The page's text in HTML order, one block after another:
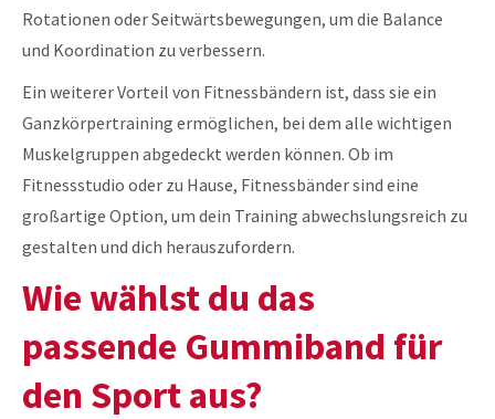
Rotationen oder Seitwärtsbewegungen, um die Balance
und Koordination zu verbessern.
Ein weiterer Vorteil von Fitnessbändern ist, dass sie ein
Ganzkörpertraining ermöglichen, bei dem alle wichtigen
Muskelgruppen abgedeckt werden können. Ob im
Fitnessstudio oder zu Hause, Fitnessbänder sind eine
großartige Option, um dein Training abwechslungsreich zu
gestalten und dich herauszufordern.
Wie wählst du das
passende Gummiband für
den Sport aus?